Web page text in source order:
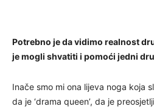
Potrebno je da vidimo realnost
je mogli shvatiti i pomoći jedni
Inače smo mi ona lijeva noga koja
da je ‘drama queen’, da je